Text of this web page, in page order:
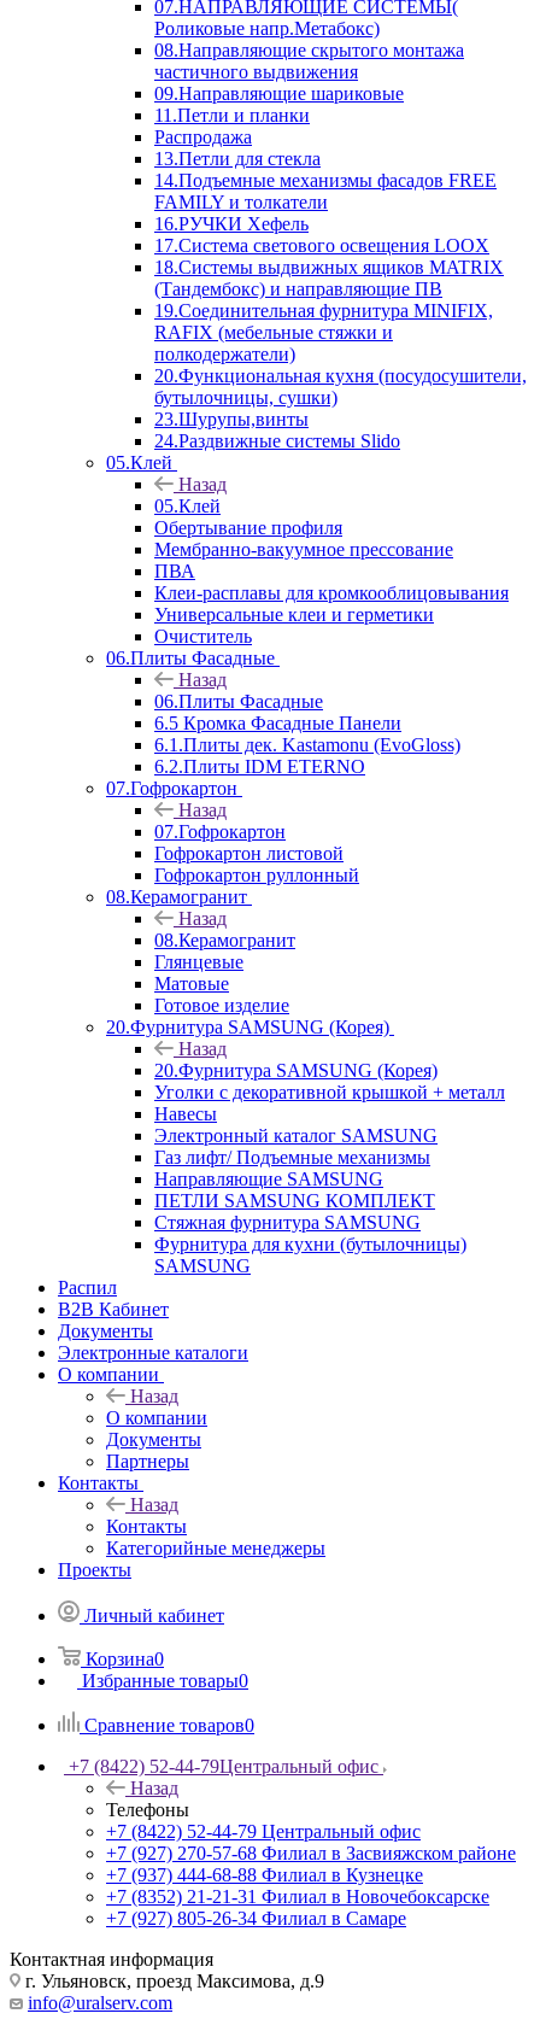
07.НАПРАВЛЯЮЩИЕ СИСТЕМЫ(
Роликовые напр.Метабокс)
08.Направляющие скрытого монтажа
частичного выдвижения
09.Направляющие шариковые
11.Петли и планки
Распродажа
13.Петли для стекла
14.Подъемные механизмы фасадов FREE
FAMILY и толкатели
16.РУЧКИ Хефель
17.Система светового освещения LOOX
18.Системы выдвижных ящиков MATRIX
(Тандембокс) и направляющие ПВ
19.Соединительная фурнитура MINIFIX,
RAFIX (мебельные стяжки и
полкодержатели)
20.Функциональная кухня (посудосушители,
бутылочницы, сушки)
23.Шурупы,винты
24.Раздвижные системы Slido
05.Клей
Назад
05.Клей
Обертывание профиля
Мембранно-вакуумное прессование
ПВА
Клеи-расплавы для кромкооблицовывания
Универсальные клеи и герметики
Очиститель
06.Плиты Фасадные
Назад
06.Плиты Фасадные
6.5 Кромка Фасадные Панели
6.1.Плиты дек. Kastamonu (EvoGloss)
6.2.Плиты IDM ETERNO
07.Гофрокартон
Назад
07.Гофрокартон
Гофрокартон листовой
Гофрокартон руллонный
08.Керамогранит
Назад
08.Керамогранит
Глянцевые
Матовые
Готовое изделие
20.Фурнитура SAMSUNG (Корея)
Назад
20.Фурнитура SAMSUNG (Корея)
Уголки с декоративной крышкой + металл
Навесы
Электронный каталог SAMSUNG
Газ лифт/ Подъемные механизмы
Направляющие SAMSUNG
ПЕТЛИ SAMSUNG КОМПЛЕКТ
Стяжная фурнитура SAMSUNG
Фурнитура для кухни (бутылочницы)
SAMSUNG
Распил
B2B Кабинет
Документы
Электронные каталоги
О компании
Назад
О компании
Документы
Партнеры
Контакты
Назад
Контакты
Категорийные менеджеры
Проекты
Личный кабинет
Корзина0
Избранные товары0
Сравнение товаров0
+7 (8422) 52-44-79Центральный офис
Назад
Телефоны
+7 (8422) 52-44-79 Центральный офис
+7 (927) 270-57-68 Филиал в Засвияжском районе
+7 (937) 444-68-88 Филиал в Кузнецке
+7 (8352) 21-21-31 Филиал в Новочебоксарске
+7 (927) 805-26-34 Филиал в Самаре
Контактная информация
г. Ульяновск, проезд Максимова, д.9
info@uralserv.com